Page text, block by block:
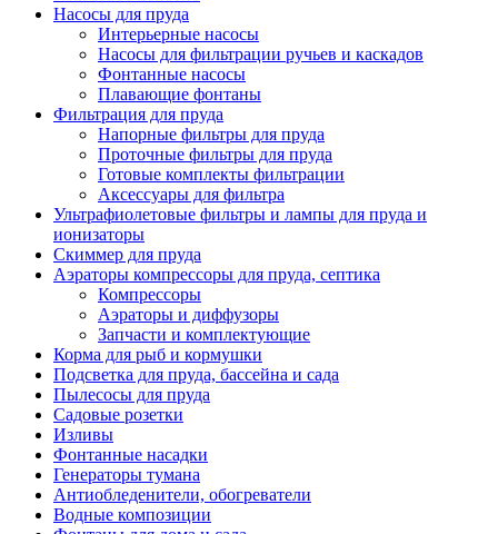
Насосы для пруда
Интерьерные насосы
Насосы для фильтрации ручьев и каскадов
Фонтанные насосы
Плавающие фонтаны
Фильтрация для пруда
Напорные фильтры для пруда
Проточные фильтры для пруда
Готовые комплекты фильтрации
Аксессуары для фильтра
Ультрафиолетовые фильтры и лампы для пруда и
ионизаторы
Скиммер для пруда
Аэраторы компрессоры для пруда, септика
Компрессоры
Аэраторы и диффузоры
Запчасти и комплектующие
Корма для рыб и кормушки
Подсветка для пруда, бассейна и сада
Пылесосы для пруда
Садовые розетки
Изливы
Фонтанные насадки
Генераторы тумана
Антиобледенители, обогреватели
Водные композиции